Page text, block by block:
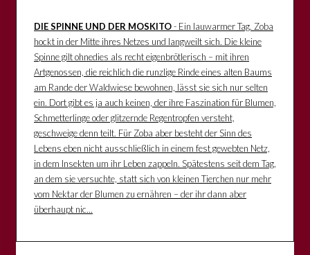
DIE SPINNE UND DER MOSKITO- Ein lauwarmer Tag. Zoba
hockt in der Mitte ihres Netzes und langweilt sich. Die kleine
Spinne gilt ohnedies als recht eigenbrötlerisch – mit ihren
Artgenossen, die reichlich die runzlige Rinde eines alten Baums
am Rande der Waldwiese bewohnen, lässt sie sich nur selten
ein. Dort gibt es ja auch keinen, der ihre Faszination für Blumen,
Schmetterlinge oder glitzernde Regentropfen versteht,
geschweige denn teilt. Für Zoba aber besteht der Sinn des
Lebens eben nicht ausschließlich in einem fest gewebten Netz,
in dem Insekten um ihr Leben zappeln. Spätestens seit dem Tag,
an dem sie versuchte, statt sich von kleinen Tierchen nur mehr
vom Nektar der Blumen zu ernähren – der ihr dann aber
überhaupt nic...